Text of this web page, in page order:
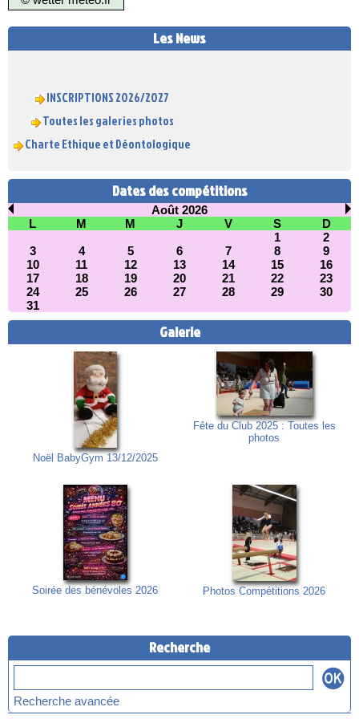
Les News
INSCRIPTIONS 2026/2027
Toutes les galeries photos
Charte Ethique et Déontologique
Dates des compétitions
Août 2026
L
M M J V S
D
1
2
3
4 5 6 7 8
9
10
11 12 13 14 15
16
17
18 19 20 21 22
23
24
25 26 27 28 29
30
31
Galerie
Noël BabyGym 13/12/2025
Fête du Club 2025 : Toutes les
photos
Soirée des bénévoles 2026 Photos Compétitions 2026
Recherche
Recherche avancée